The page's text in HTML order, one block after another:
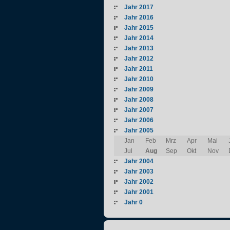
Jahr 2017
Jahr 2016
Jahr 2015
Jahr 2014
Jahr 2013
Jahr 2012
Jahr 2011
Jahr 2010
Jahr 2009
Jahr 2008
Jahr 2007
Jahr 2006
Jahr 2005
Jan
Feb Mrz Apr Mai
Jul
Aug Sep Okt Nov
Jahr 2004
Jahr 2003
Jahr 2002
Jahr 2001
Jahr 0